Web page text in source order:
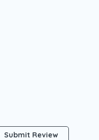
Submit Review